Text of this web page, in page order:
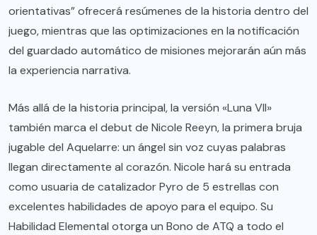
orientativas” ofrecerá resúmenes de la historia dentro del
juego, mientras que las optimizaciones en la notificación
del guardado automático de misiones mejorarán aún más
la experiencia narrativa.
Más allá de la historia principal, la versión «Luna VII»
también marca el debut de Nicole Reeyn, la primera bruja
jugable del Aquelarre: un ángel sin voz cuyas palabras
llegan directamente al corazón. Nicole hará su entrada
como usuaria de catalizador Pyro de 5 estrellas con
excelentes habilidades de apoyo para el equipo. Su
Habilidad Elemental otorga un Bono de ATQ a todo el